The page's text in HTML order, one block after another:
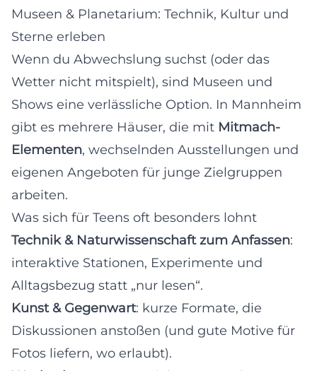
Museen & Planetarium: Technik, Kultur und
Sterne erleben
Wenn du Abwechslung suchst (oder das
Wetter nicht mitspielt), sind Museen und
Shows eine verlässliche Option. In Mannheim
gibt es mehrere Häuser, die mit Mitmach-
Elementen, wechselnden Ausstellungen und
eigenen Angeboten für junge Zielgruppen
arbeiten.
Was sich für Teens oft besonders lohnt
Technik & Naturwissenschaft zum Anfassen:
interaktive Stationen, Experimente und
Alltagsbezug statt „nur lesen“.
Kunst & Gegenwart: kurze Formate, die
Diskussionen anstoßen (und gute Motive für
Fotos liefern, wo erlaubt).